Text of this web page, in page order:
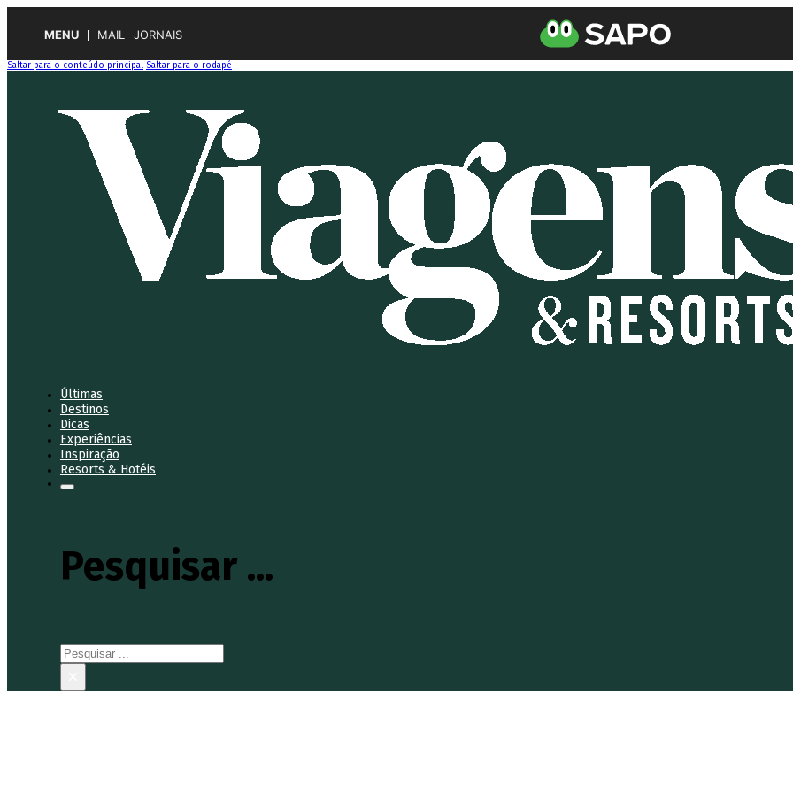
MENU MAIL JORNAIS
Saltar para o conteúdo principal Saltar para o rodapé
Últimas
Destinos
Dicas
Experiências
Inspiração
Resorts & Hotéis
Pesquisar ...
Pesquisar